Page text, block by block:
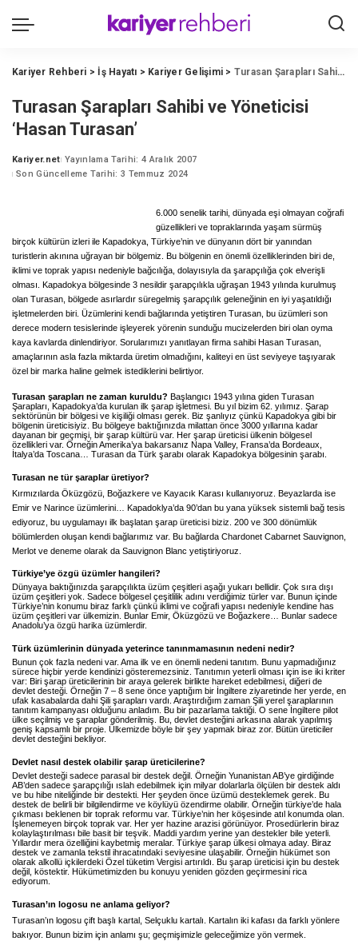
Kariyer Rehberi > İş Hayatı > Kariyer Gelişimi > Turasan Şarapları Sahibi ve Yöneticisi ‘Hasan Turasan’
Turasan Şarapları Sahibi ve Yöneticisi
‘Hasan Turasan’
Posted
by
Kariyer.net Yayınlama Tarihi: 4 Aralık 2007
Son Güncelleme Tarihi: 3 Temmuz 2024
6.000 senelik tarihi, dünyada eşi olmayan coğrafi
güzellikleri ve topraklarında yaşam sürmüş
birçok kültürün izleri ile Kapadokya, Türkiye’nin ve dünyanın dört bir yanından
turistlerin akınına uğrayan bir bölgemiz. Bu bölgenin en önemli özelliklerinden biri de,
iklimi ve toprak yapısı nedeniyle bağcılığa, dolayısıyla da şarapçılığa çok elverişli
olması. Kapadokya bölgesinde 3 nesildir şarapçılıkla uğraşan 1943 yılında kurulmuş
olan Turasan, bölgede asırlardır süregelmiş şarapçılık geleneğinin en iyi yaşatıldığı
işletmelerden biri. Üzümlerini kendi bağlarında yetiştiren Turasan, bu üzümleri son
derece modern tesislerinde işleyerek yörenin sunduğu mucizelerden biri olan oyma
kaya kavlarda dinlendiriyor. Sorularımızı yanıtlayan firma sahibi Hasan Turasan,
amaçlarının asla fazla miktarda üretim olmadığını, kaliteyi en üst seviyeye taşıyarak
özel bir marka haline gelmek istediklerini belirtiyor.
Turasan şarapları ne zaman kuruldu? Başlangıcı 1943 yılına giden Turasan
Şarapları, Kapadokya’da kurulan ilk şarap işletmesi. Bu yıl bizim 62. yılımız. Şarap
sektörünün bir bölgesi ve kişiliği olması gerek. Biz şanlıyız çünkü Kapadokya gibi bir
bölgenin üreticisiyiz. Bu bölgeye baktığınızda milattan önce 3000 yıllarına kadar
dayanan bir geçmişi, bir şarap kültürü var. Her şarap üreticisi ülkenin bölgesel
özellikleri var. Örneğin Amerika’ya bakarsanız Napa Valley, Fransa’da Bordeaux,
İtalya’da Toscana… Turasan da Türk şarabı olarak Kapadokya bölgesinin şarabı.
Turasan ne tür şaraplar üretiyor?
Kırmızılarda Öküzgözü, Boğazkere ve Kayacık Karası kullanıyoruz. Beyazlarda ise
Emir ve Narince üzümlerini… Kapadoklya’da 90’dan bu yana yüksek sistemli bağ tesis
ediyoruz, bu uygulamayı ilk başlatan şarap üreticisi biziz. 200 ve 300 dönümlük
bölümlerden oluşan kendi bağlarımız var. Bu bağlarda Chardonet Cabarnet Sauvignon,
Merlot ve deneme olarak da Sauvignon Blanc yetiştiriyoruz.
Türkiye’ye özgü üzümler hangileri?
Dünyaya baktığınızda şarapçılıkta üzüm çeşitleri aşağı yukarı bellidir. Çok sıra dışı
üzüm çeşitleri yok. Sadece bölgesel çeşitlilik adını verdiğimiz türler var. Bunun içinde
Türkiye’nin konumu biraz farklı çünkü iklimi ve coğrafi yapısı nedeniyle kendine has
üzüm çeşitleri var ülkemizin. Bunlar Emir, Öküzgözü ve Boğazkere… Bunlar sadece
Anadolu’ya özgü harika üzümlerdir.
Türk üzümlerinin dünyada yeterince tanınmamasının nedeni nedir?
Bunun çok fazla nedeni var. Ama ilk ve en önemli nedeni tanıtım. Bunu yapmadığınız
sürece hiçbir yerde kendinizi gösteremezsiniz. Tanıtımın yeterli olması için ise iki kriter
var: Biri şarap üreticilerinin bir araya gelerek birlikte hareket edebilmesi, diğeri de
devlet desteği. Örneğin 7 – 8 sene önce yaptığım bir İngiltere ziyaretinde her yerde, en
ufak kasabalarda dahi Şili şarapları vardı. Araştırdığım zaman Şili yerel şaraplarının
tanıtım kampanyası olduğunu anladım. Bu bir pazarlama taktiği. O sene İngiltere pilot
ülke seçilmiş ve şaraplar gönderilmiş. Bu, devlet desteğini arkasına alarak yapılmış
geniş kapsamlı bir proje. Ülkemizde böyle bir şey yapmak biraz zor. Bütün üreticiler
devlet desteğini bekliyor.
Devlet nasıl destek olabilir şarap üreticilerine?
Devlet desteği sadece parasal bir destek değil. Örneğin Yunanistan AB’ye girdiğinde
AB’den sadece şarapçılığı ıslah edebilmek için milyar dolarlarla ölçülen bir destek aldı
ve bu hibe niteliğinde bir destekti. Her şeyden önce üzümü desteklemek gerek. Bu
destek de belirli bir bilgilendirme ve köylüyü özendirme olabilir. Örneğin türkiye’de hala
çıkması beklenen bir toprak reformu var. Türkiye’nin her köşesinde atıl konumda olan.
İşlenemeyen birçok toprak var. Her yer hazine arazisi görünüyor. Prosedürlerin biraz
kolaylaştırılması bile basit bir teşvik. Maddi yardım yerine yan destekler bile yeterli.
Yıllardır mera özelliğini kaybetmiş meralar. Türkiye şarap ülkesi olmaya aday. Biraz
destek ve zamanla tekstil ihracatındaki seviyesine ulaşabilir. Örneğin hükümet son
olarak alkollü içkilerdeki Özel tüketim Vergisi artırıldı. Bu şarap üreticisi için bu destek
değil, köstektir. Hükümetimizden bu konuyu yeniden gözden geçirmesini rica
ediyorum.
Turasan’ın logosu ne anlama geliyor?
Turasan’ın logosu çift başlı kartal, Selçuklu kartalı. Kartalın iki kafası da farklı yönlere
bakıyor. Bunun bizim için anlamı şu; geçmişimizle geleceğimize yön vermek.